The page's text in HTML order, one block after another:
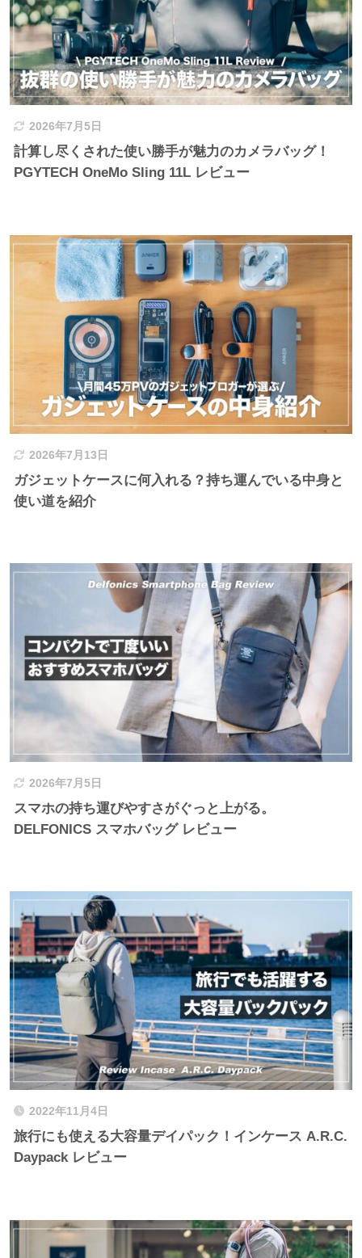
2026年7月5日
計算し尽くされた使い勝手が魅力のカメラバッグ！
PGYTECH OneMo Sling 11L レビュー
2026年7月13日
ガジェットケースに何入れる？持ち運んでいる中身と
使い道を紹介
2026年7月5日
スマホの持ち運びやすさがぐっと上がる。
DELFONICS スマホバッグ レビュー
2022年11月4日
旅行にも使える大容量デイパック！インケース A.R.C.
Daypack レビュー